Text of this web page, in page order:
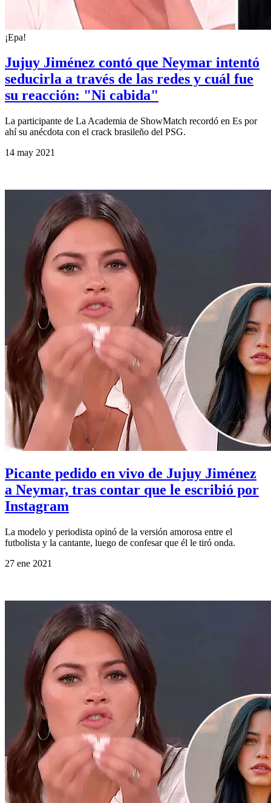
¡Epa!
Jujuy Jiménez contó que Neymar intentó
seducirla a través de las redes y cuál fue
su reacción: "Ni cabida"
La participante de La Academia de ShowMatch recordó en Es por
ahí su anécdota con el crack brasileño del PSG.
14 may 2021
Picante pedido en vivo de Jujuy Jiménez
a Neymar, tras contar que le escribió por
Instagram
La modelo y periodista opinó de la versión amorosa entre el
futbolista y la cantante, luego de confesar que él le tiró onda.
27 ene 2021